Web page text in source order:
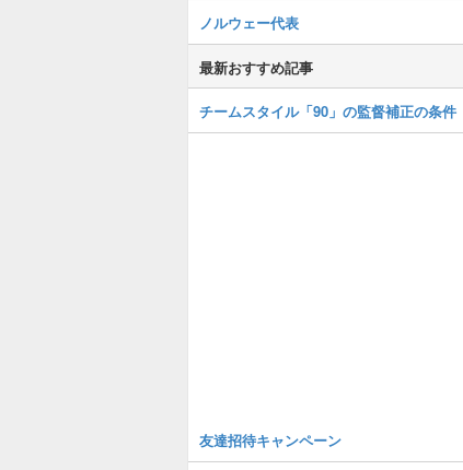
ノルウェー代表
最新おすすめ記事
チームスタイル「90」の監督補正の条件
友達招待キャンペーン